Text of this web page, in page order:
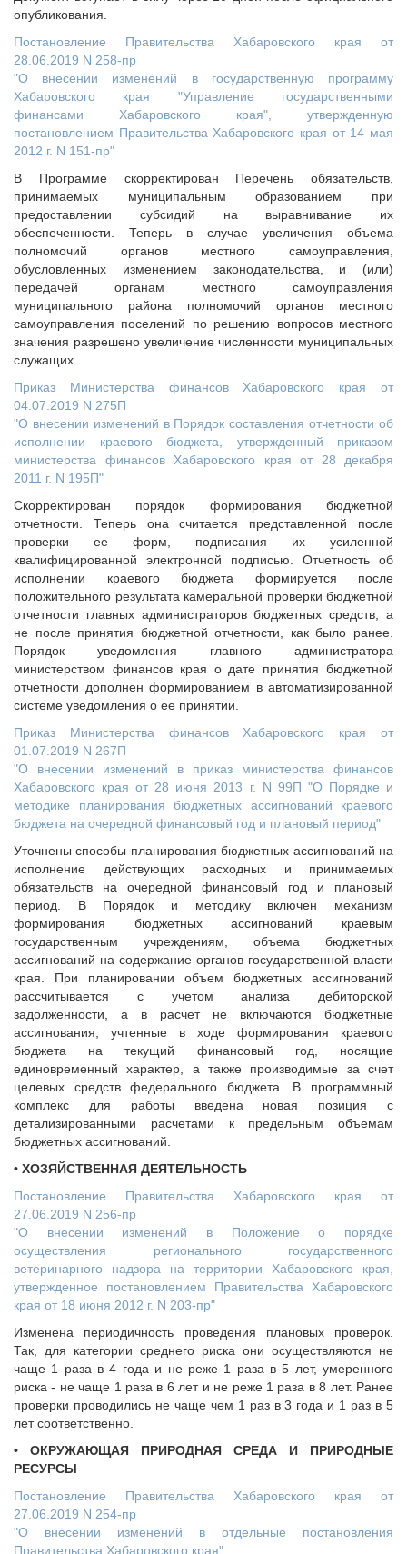
опубликования.
Постановление Правительства Хабаровского края от
28.06.2019 N 258-пр
"О внесении изменений в государственную программу
Хабаровского края "Управление государственными
финансами Хабаровского края", утвержденную
постановлением Правительства Хабаровского края от 14 мая
2012 г. N 151-пр"
В Программе скорректирован Перечень обязательств,
принимаемых муниципальным образованием при
предоставлении субсидий на выравнивание их
обеспеченности. Теперь в случае увеличения объема
полномочий органов местного самоуправления,
обусловленных изменением законодательства, и (или)
передачей органам местного самоуправления
муниципального района полномочий органов местного
самоуправления поселений по решению вопросов местного
значения разрешено увеличение численности муниципальных
служащих.
Приказ Министерства финансов Хабаровского края от
04.07.2019 N 275П
"О внесении изменений в Порядок составления отчетности об
исполнении краевого бюджета, утвержденный приказом
министерства финансов Хабаровского края от 28 декабря
2011 г. N 195П"
Скорректирован порядок формирования бюджетной
отчетности. Теперь она считается представленной после
проверки ее форм, подписания их усиленной
квалифицированной электронной подписью. Отчетность об
исполнении краевого бюджета формируется после
положительного результата камеральной проверки бюджетной
отчетности главных администраторов бюджетных средств, а
не после принятия бюджетной отчетности, как было ранее.
Порядок уведомления главного администратора
министерством финансов края о дате принятия бюджетной
отчетности дополнен формированием в автоматизированной
системе уведомления о ее принятии.
Приказ Министерства финансов Хабаровского края от
01.07.2019 N 267П
"О внесении изменений в приказ министерства финансов
Хабаровского края от 28 июня 2013 г. N 99П "О Порядке и
методике планирования бюджетных ассигнований краевого
бюджета на очередной финансовый год и плановый период"
Уточнены способы планирования бюджетных ассигнований на
исполнение действующих расходных и принимаемых
обязательств на очередной финансовый год и плановый
период. В Порядок и методику включен механизм
формирования бюджетных ассигнований краевым
государственным учреждениям, объема бюджетных
ассигнований на содержание органов государственной власти
края. При планировании объем бюджетных ассигнований
рассчитывается с учетом анализа дебиторской
задолженности, а в расчет не включаются бюджетные
ассигнования, учтенные в ходе формирования краевого
бюджета на текущий финансовый год, носящие
единовременный характер, а также производимые за счет
целевых средств федерального бюджета. В программный
комплекс для работы введена новая позиция с
детализированными расчетами к предельным объемам
бюджетных ассигнований.
• ХОЗЯЙСТВЕННАЯ ДЕЯТЕЛЬНОСТЬ
Постановление Правительства Хабаровского края от
27.06.2019 N 256-пр
"О внесении изменений в Положение о порядке
осуществления регионального государственного
ветеринарного надзора на территории Хабаровского края,
утвержденное постановлением Правительства Хабаровского
края от 18 июня 2012 г. N 203-пр"
Изменена периодичность проведения плановых проверок.
Так, для категории среднего риска они осуществляются не
чаще 1 раза в 4 года и не реже 1 раза в 5 лет, умеренного
риска - не чаще 1 раза в 6 лет и не реже 1 раза в 8 лет. Ранее
проверки проводились не чаще чем 1 раз в 3 года и 1 раз в 5
лет соответственно.
• ОКРУЖАЮЩАЯ ПРИРОДНАЯ СРЕДА И ПРИРОДНЫЕ
РЕСУРСЫ
Постановление Правительства Хабаровского края от
27.06.2019 N 254-пр
"О внесении изменений в отдельные постановления
Правительства Хабаровского края"